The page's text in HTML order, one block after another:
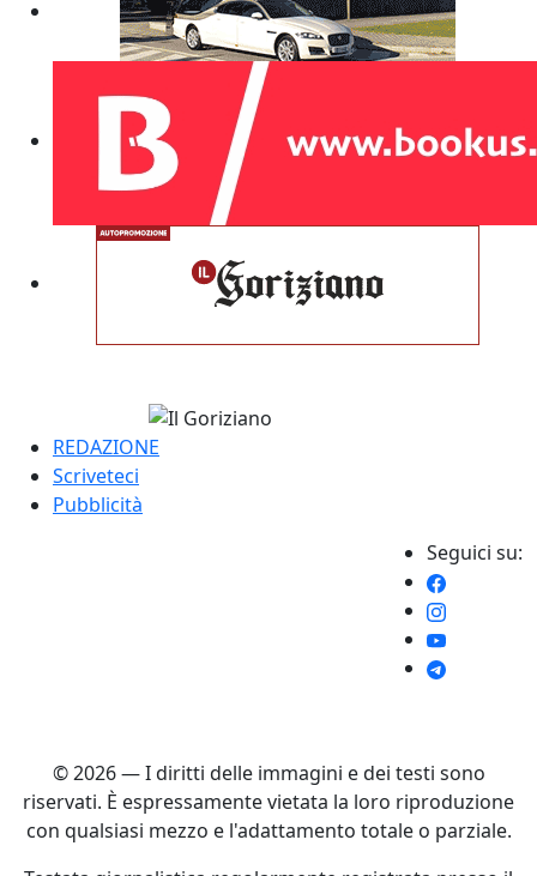
REDAZIONE
Scriveteci
Pubblicità
Seguici su:
© 2026 — I diritti delle immagini e dei testi sono
riservati. È espressamente vietata la loro riproduzione
con qualsiasi mezzo e l'adattamento totale o parziale.